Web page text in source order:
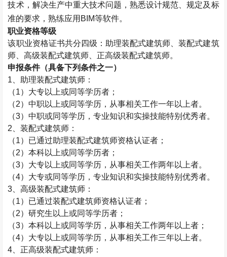
技术，解决生产中重大技术问题，熟悉设计规范、规定及标
准的要求，熟练应用BIM等软件。
职业资格等级
该职业资格证书共分四级：助理装配式建筑师 、装配式建筑
师 、高级装配式建筑师 、正高级装配式建筑师。
申报条件（具备下列条件之一）
1、助理装配式建筑师 ：
（1）大专以上或同等学历者；
（2）中职以上或同等学历，从事相关工作一年以上者。
（3）中职或同等学历，专业知识和实操技能特别优秀者。
2、装配式建筑师 ：
（1）已通过助理装配式建筑师资格认证者；
（2）本科以上或同等学历者；
（3）大专以上或同等学历，从事相关工作两年以上者。
（4）大专或同等学历，专业知识和实操技能特别优秀者。
3、高级装配式建筑师 ：
（1）已通过装配式建筑师资格认证者；
（2）研究生以上或同等学历者；
（3）本科以上或同等学历，从事相关工作两年以上者；
（4）大专以上或同等学历，从事相关工作三年以上者。
4、正高级装配式建筑师 ：